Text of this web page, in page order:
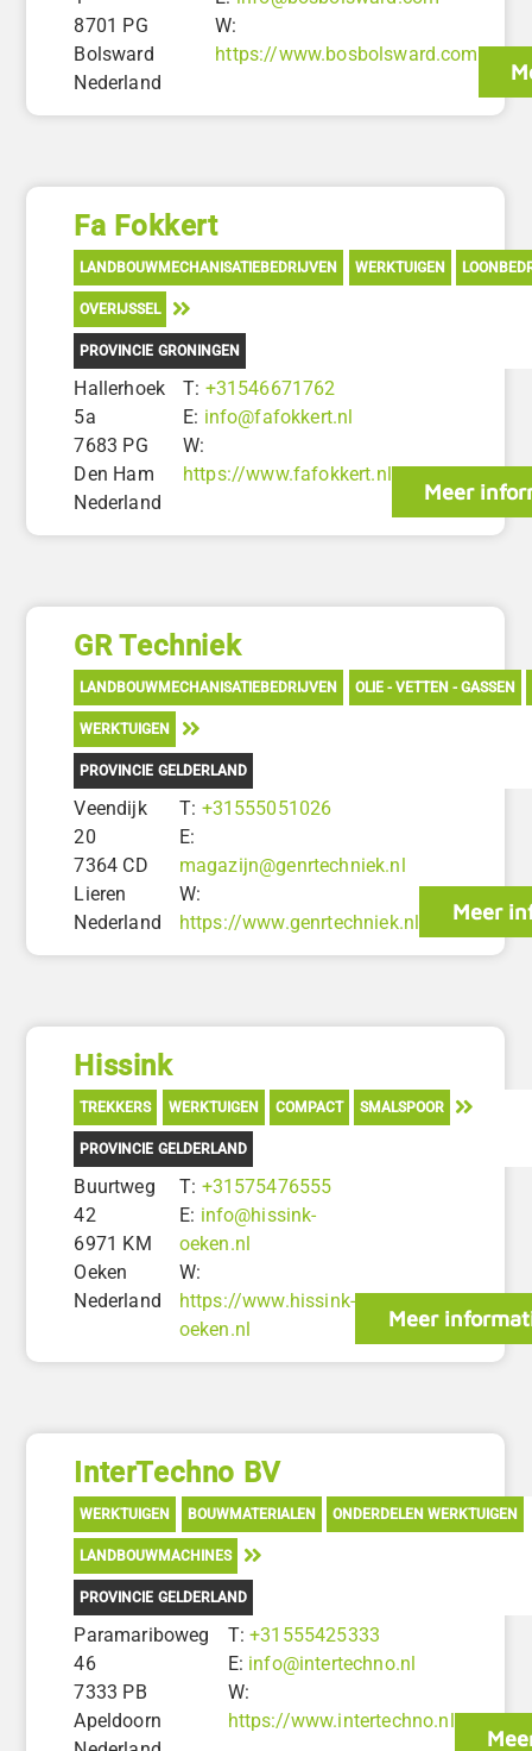
8701 PG
Bolsward
Nederland
W:
https://www.bosbolsward.com
Fa Fokkert
LANDBOUWMECHANISATIEBEDRIJVEN WERKTUIGEN
OVERIJSSEL
PROVINCIE GRONINGEN
Hallerhoek
5a
7683 PG
Den Ham
Nederland
T: +31546671762
E: info@fafokkert.nl
W:
https://www.fafokkert.nl
Meer
GR Techniek
LANDBOUWMECHANISATIEBEDRIJVEN OLIE - VETTEN - GASSEN
WERKTUIGEN
PROVINCIE GELDERLAND
Veendijk
20
7364 CD
Lieren
Nederland
T: +31555051026
E:
magazijn@genrtechniek.nl
W:
https://www.genrtechniek.nl
Meer
Hissink
TREKKERS WERKTUIGEN COMPACT SMALSPOOR
PROVINCIE GELDERLAND
Buurtweg
42
6971 KM
Oeken
Nederland
T: +31575476555
E: info@hissink-
oeken.nl
W:
https://www.hissink-
oeken.nl
Meer
InterTechno BV
WERKTUIGEN BOUWMATERIALEN ONDERDELEN WERKTUIGEN
LANDBOUWMACHINES
PROVINCIE GELDERLAND
Paramariboweg
46
7333 PB
Apeldoorn
T:+31555425333
E: info@intertechno.nl
W:
https://www.intertechno.nl